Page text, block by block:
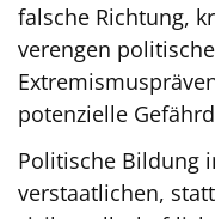
falsche Richtung,
verengen
potenzielle
Politische Bildung
verstaatlichen,